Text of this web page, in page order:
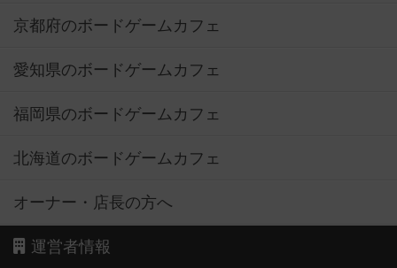
京都府のボードゲームカフェ
愛知県のボードゲームカフェ
福岡県のボードゲームカフェ
北海道のボードゲームカフェ
オーナー・店長の方へ
運営者情報